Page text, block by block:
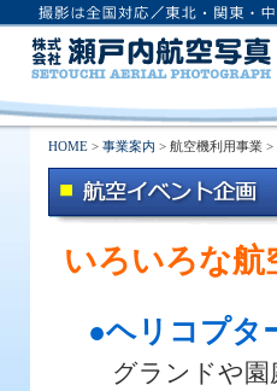
HOME > 事業案内 > 航空機利用事業
いろいろな航
●ヘリコプタ
グランドや